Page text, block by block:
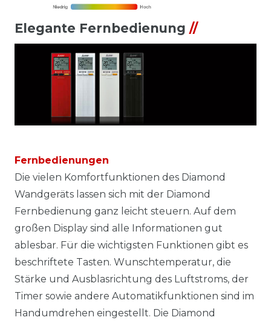
Elegante Fernbedienung //
Fernbedienungen
Die vielen Komfortfunktionen des Diamond
Wandgeräts lassen sich mit der Diamond
Fernbedienung ganz leicht steuern. Auf dem
großen Display sind alle Informationen gut
ablesbar. Für die wichtigsten Funktionen gibt es
beschriftete Tasten. Wunschtemperatur, die
Stärke und Ausblasrichtung des Luftstroms, der
Timer sowie andere Automatikfunktionen sind im
Handumdrehen eingestellt. Die Diamond